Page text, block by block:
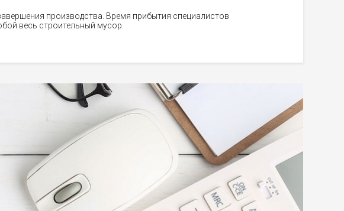
производства. Время прибытия специалистов
весь строительный мусор.